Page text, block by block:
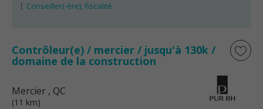
Conseiller(-ère), fiscalité
Contrôleur(e) / mercier / jusqu'à 130k /
domaine de la construction
Mercier , QC
(11 km)